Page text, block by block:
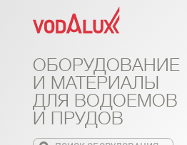
ОБОРУДОВАНИЕ
И МАТЕРИАЛЫ
ДЛЯ ВОДОЕМОВ
И ПРУДОВ